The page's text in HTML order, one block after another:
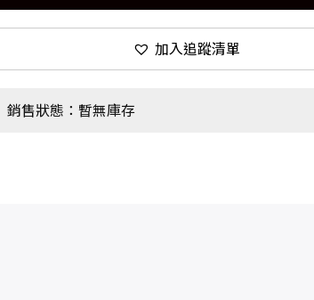
加入追蹤清單
銷售狀態：暫無庫存